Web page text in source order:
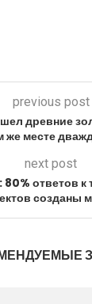
previous post
древние
же месте
next post
ответов к
созданы